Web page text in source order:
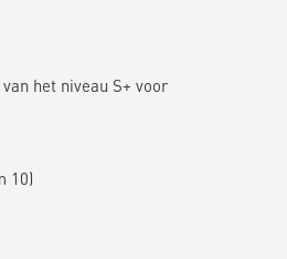
het niveau S+ voor
10)